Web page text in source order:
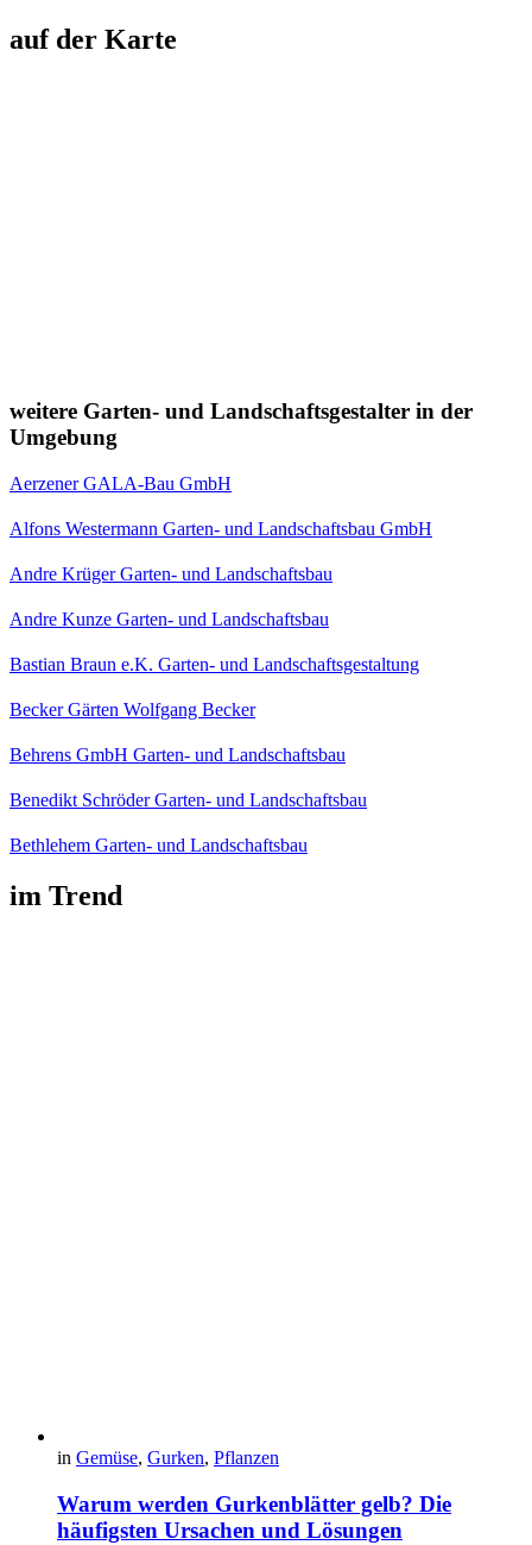
auf der Karte
weitere Garten- und Landschaftsgestalter in der
Umgebung
Aerzener GALA-Bau GmbH
Alfons Westermann Garten- und Landschaftsbau GmbH
Andre Krüger Garten- und Landschaftsbau
Andre Kunze Garten- und Landschaftsbau
Bastian Braun e.K. Garten- und Landschaftsgestaltung
Becker Gärten Wolfgang Becker
Behrens GmbH Garten- und Landschaftsbau
Benedikt Schröder Garten- und Landschaftsbau
Bethlehem Garten- und Landschaftsbau
im Trend
in Gemüse, Gurken, Pflanzen
Warum werden Gurkenblätter gelb? Die
häufigsten Ursachen und Lösungen